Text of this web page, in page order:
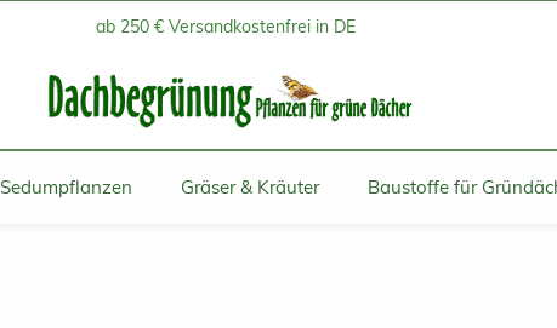
ab 250 € Versandkostenfrei in DE
Sedumpflanzen Gräser & Kräuter Baustoffe für